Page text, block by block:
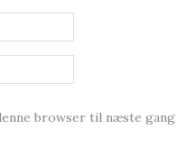
browser til næste